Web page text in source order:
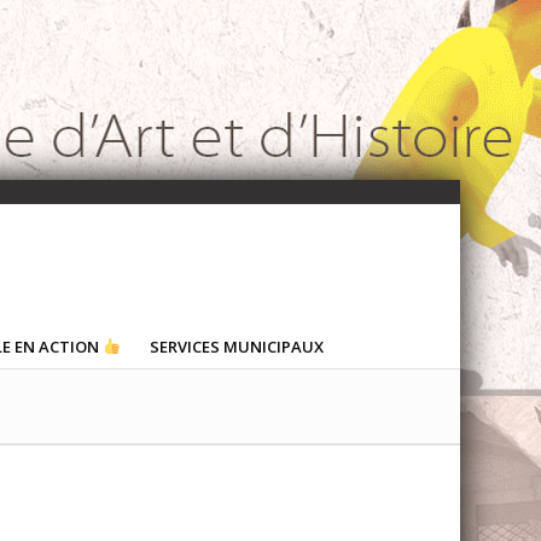
EN ACTION SERVICES MUNICIPAUX